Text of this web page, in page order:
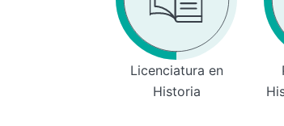
Licenciatura en
Historia